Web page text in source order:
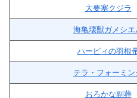
大要塞クジラ
海亀壊獣ガメシエ
ハーピィの羽根
テラ・フォーミン
おろかな副葬